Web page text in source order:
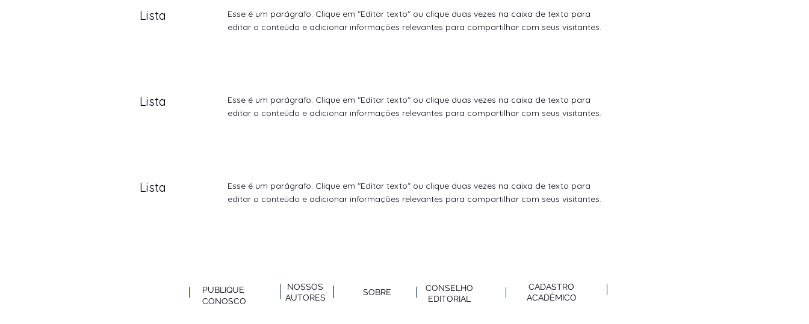
Lista
Esse é um parágrafo. Clique em "Editar texto" ou clique duas vezes na caixa de texto para
editar o conteúdo e adicionar informações relevantes para compartilhar com seus visitantes.
Lista
Esse é um parágrafo. Clique em "Editar texto" ou clique duas vezes na caixa de texto para
editar o conteúdo e adicionar informações relevantes para compartilhar com seus visitantes.
Lista
Esse é um parágrafo. Clique em "Editar texto" ou clique duas vezes na caixa de texto para
editar o conteúdo e adicionar informações relevantes para compartilhar com seus visitantes.
NOSSOS
AUTORES
PUBLIQUE
CONOSCO
SOBRE
CADASTRO
ACADÊMICO
CONSELHO
EDITORIAL